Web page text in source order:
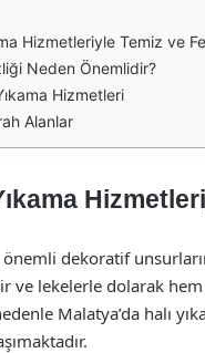
Hizmetleriyle Temiz ve
Neden Önemlidir?
Hizmetleri
Alanlar
dekoratif
ve lekelerle dolarak
Malatya’da halı